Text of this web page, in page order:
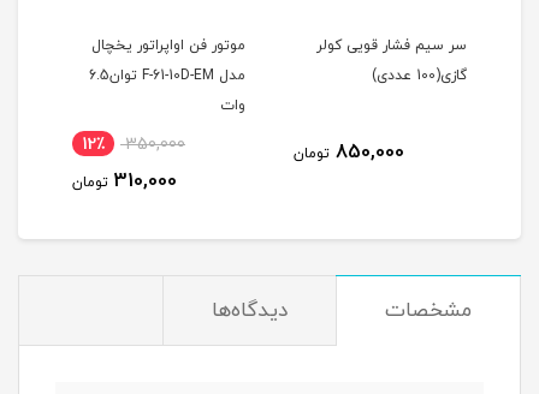
سر سیم فشار قویی کولر
گازی(100 عددی)
850,000 تومان
موتور فن اواپراتور یخچال
مدل F-61-10D-EM توان6.5
وات
350,000 12٪
310,000 تومان
مشخصات دیدگاه‌ها